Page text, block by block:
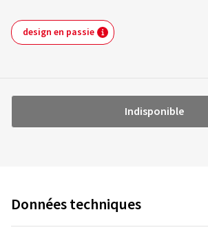
design en passie
Indisponible
Données techniques